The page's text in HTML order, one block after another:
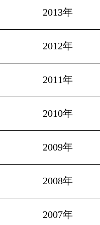
2016年
2015年
2014年
2013年
2012年